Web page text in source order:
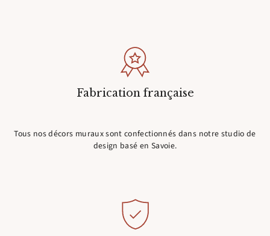
Fabrication française
Tous nos décors muraux sont confectionnés dans notre studio de
design basé en Savoie.